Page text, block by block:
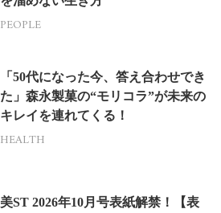
PEOPLE
「50代になった今、答え合わせでき
た」森永製菓の“モリコラ”が未来の
キレイを連れてくる！
HEALTH
美ST 2026年10月号表紙解禁！【表